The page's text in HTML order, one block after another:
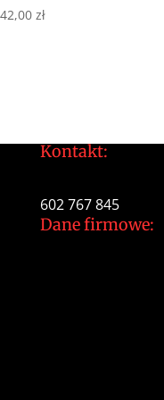
42,00 zł
Kontakt:
602 767 845
Dane firmowe: